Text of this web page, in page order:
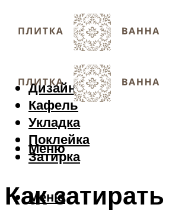
Дизайн
Кафель
Укладка
Поклейка
Затирка
Меню
Меню
Как